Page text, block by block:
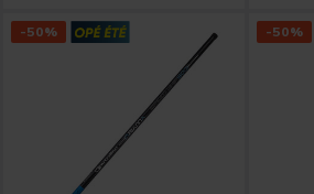
-50% -50%